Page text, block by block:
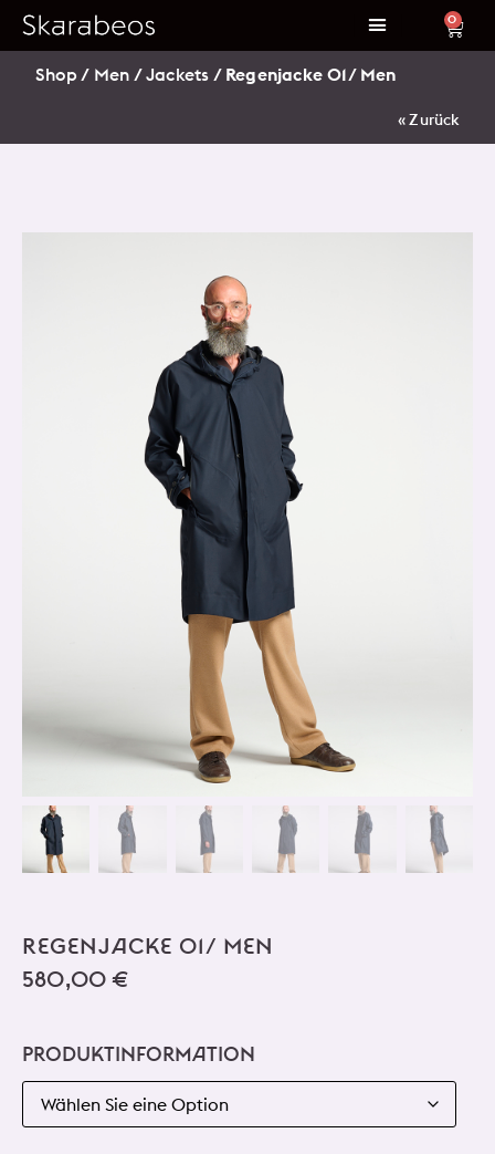
0
Shop / Men /Jackets / Regenjacke 01/ Men
« Zurück
REGENJACKE 01/ MEN
580,00€
PRODUKTINFORMATION